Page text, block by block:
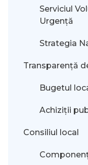
Serviciul
Urgență
Strategia
Transparență
Bugetul
Achiziții
Consiliul local